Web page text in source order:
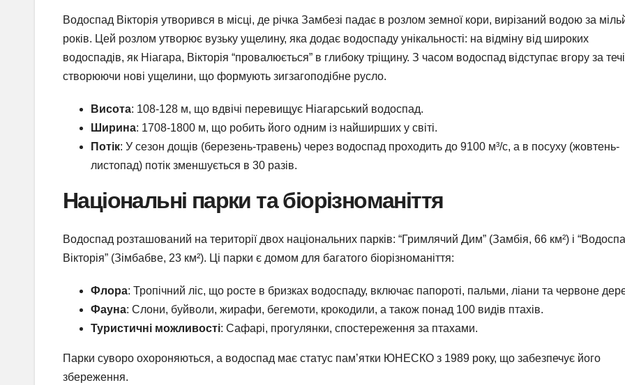
Водоспад Вікторія утворився в місці, де річка Замбезі падає в розлом земної кори, вирізаний водою за
років. Цей розлом утворює вузьку ущелину, яка додає водоспаду унікальності: на відміну від широких
водоспадів, як Ніагара, Вікторія “провалюється” в глибоку тріщину. З часом водоспад відступає вгору за
створюючи нові ущелини, що формують зигзагоподібне русло.
Висота: 108-128 м, що вдвічі перевищує Ніагарський водоспад.
Ширина: 1708-1800 м, що робить його одним із найширших у світі.
Потік: У сезон дощів (березень-травень) через водоспад проходить до 9100 м³/с, а в посуху (жовтень-
листопад) потік зменшується в 30 разів.
Національні парки та біорізноманіття
Водоспад розташований на території двох національних парків: “Гримлячий Дим” (Замбія, 66 км²) і
Вікторія” (Зімбабве, 23 км²). Ці парки є домом для багатого біорізноманіття:
Флора: Тропічний ліс, що росте в бризках водоспаду, включає папороті, пальми, ліани та червоне
Фауна: Слони, буйволи, жирафи, бегемоти, крокодили, а також понад 100 видів птахів.
Туристичні можливості: Сафарі, прогулянки, спостереження за птахами.
Парки суворо охороняються, а водоспад має статус пам’ятки ЮНЕСКО з 1989 року, що забезпечує його
збереження.